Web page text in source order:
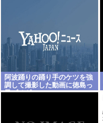
阿波踊りの踊り手のケツを強
調して撮影した動画に徳島っ
子ブチギレ